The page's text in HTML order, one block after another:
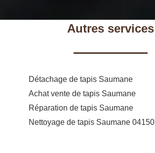
Autres services
Détachage de tapis Saumane
Achat vente de tapis Saumane
Réparation de tapis Saumane
Nettoyage de tapis Saumane 04150